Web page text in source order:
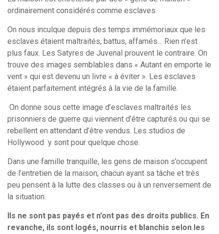
ordinairement considérés comme esclaves.
On nous inculque depuis des temps immémoriaux que les
esclaves étaient maltraités, battus, affamés… Rien n’est
plus faux. Les Satyres de Juvenal prouvent le contraire. On
trouve des images semblables dans « Autant en emporte le
vent » qui est devenu un livre « à éviter ». Les esclaves
étaient parfaitement intégrés à la vie de la famille.
On donne sous cette image d’esclaves maltraités les
prisonniers de guerre qui viennent d’être capturés ou qui se
rebellent en attendant d’être vendus. Les studios de
Hollywood y sont pour quelque chose.
Dans une famille tranquille, les gens de maison s’occupent
de l’entretien de la maison, chacun ayant sa tâche et très
peu pensent à la lutte des classes ou à un renversement de
la situation.
Ils ne sont pas payés et n’ont pas des droits publics. En
revanche, ils sont logés, nourris et blanchis selon les